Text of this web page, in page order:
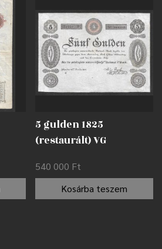
5 gulden 1825
(restaurált) VG
540 000 Ft
Kosárba teszem